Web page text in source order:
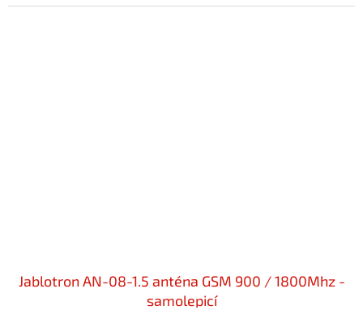
Jablotron AN-08-1.5 anténa GSM 900 / 1800Mhz -
samolepicí